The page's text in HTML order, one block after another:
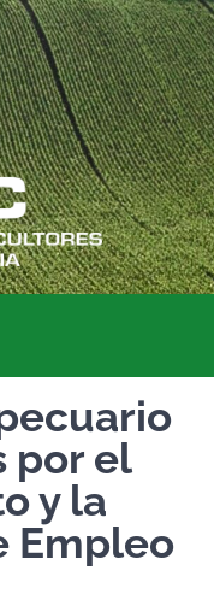
por el
y la
Empleo